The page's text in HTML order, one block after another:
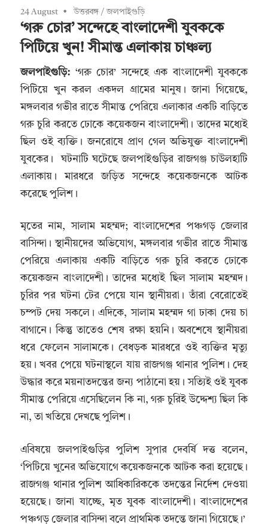
24 August উত্তরবঙ্গ /জলপাইগুড়ি
‘গরু চোর’ সন্দেহে বাংলাদেশী যুবককে
পিটিয়ে খুন! সীমান্ত এলাকায় চাঞ্চল্য
জলপাইগুড়ি: ‘গরু চোর’ সন্দেহে এক বাংলাদেশী যুবককে
পিটিয়ে খুন করল একদল গ্রামের মানুষ। জানা গিয়েছে,
মঙ্গলবার গভীর রাতে সীমান্ত পেরিয়ে এলাকার একটি বাড়িতে
গরু চুরি করতে ঢোকে কয়েকজন বাংলাদেশী। তাদের মধ্যেই
ছিল ওই ব্যক্তি। জনরোষে প্রাণ গেল অভিযুক্ত বাংলাদেশী
যুবকের। ঘটনাটি ঘটেছে জলপাইগুড়ির রাজগঞ্জ চাউলহাটি
এলাকায়। মারধরে জড়িত সন্দেহে কয়েকজনকে আটক
করেছে পুলিশ।
মৃতের নাম, সালাম মহম্মদ; বাংলাদেশের পঞ্চগড় জেলার
বাসিন্দা। স্থানীয়দের অভিযোগ, মঙ্গলবার গভীর রাতে সীমান্ত
পেরিয়ে এলাকায় একটি বাড়িতে গরু চুরি করতে ঢোকে
কয়েকজন বাংলাদেশী। তাদের মধ্যেই ছিল সালাম মহম্মদ।
চুরির পর ঘটনা টের পেয়ে যান স্থানীয়রা। তাঁরা বেরোতেই
চম্পট দেয় সকলে। এদিকে, সালাম মহম্মদ গা ঢাকা দেয় চা
বাগানে। কিন্তু তাতেও শেষ রক্ষা হয়নি। অবশেষে স্থানীয়রা
ধরে ফেলেন সালামকে। বেধড়ক মারধরে ওই ব্যক্তির মৃত্যু
হয়। খবর পেয়ে ঘটনাস্থলে যায় রাজগঞ্জ থানার পুলিশ। দেহ
উদ্ধার করে ময়নাতদন্তের জন্য পাঠানো হয়। সত্যিই ওই যুবক
সীমান্ত পেরিয়ে এসেছিলেন কি না, গরু চুরিই উদ্দেশ্য ছিল কি
না, তা খতিয়ে দেখছে পুলিশ।
এবিষয়ে জলপাইগুড়ির পুলিশ সুপার দেবর্ষি দত্ত বলেন,
‘পিটিয়ে খুনের অভিযোগে কয়েকজনকে আটক করা হয়েছে।
রাজগঞ্জ থানার পুলিশ আধিকারিককে তদন্তের নির্দেশ দেওয়া
হয়েছে। জানা যাচ্ছে, মৃত যুবক বাংলাদেশী। বাংলাদেশের
পঞ্চগড় জেলার বাসিন্দা বলে প্রাথমিক তদন্তে জানা গিয়েছে।’